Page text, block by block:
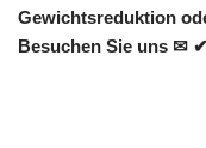
Gewichtsreduktion
Besuchen Sie uns ✉